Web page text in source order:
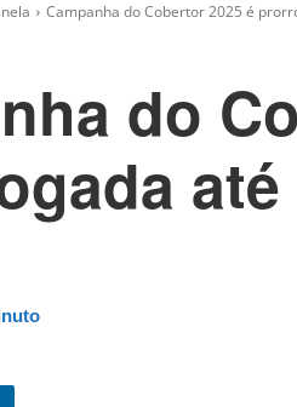
Campanha do Cobertor 2025 é
do